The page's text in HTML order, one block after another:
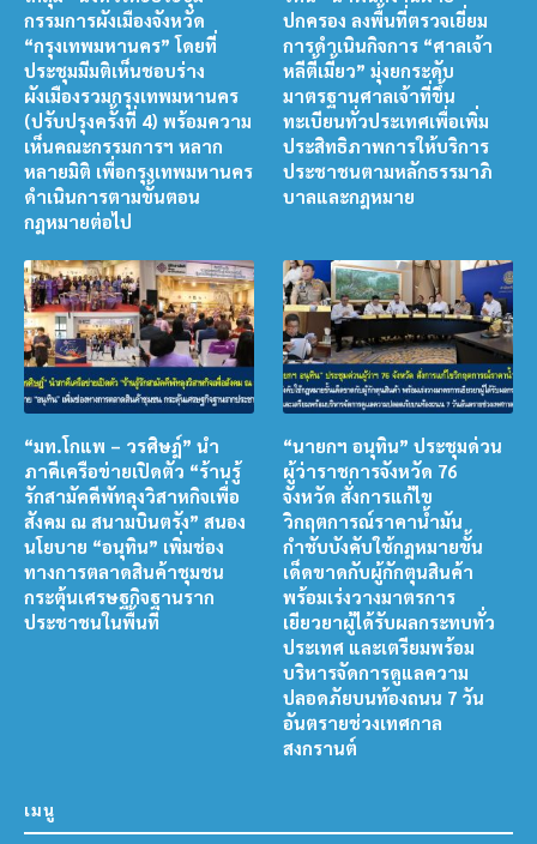
กรรมการผังเมืองจังหวัด
“กรุงเทพมหานคร” โดยที่
ประชุมมีมติเห็นชอบร่าง
ผังเมืองรวมกรุงเทพมหานคร
(ปรับปรุงครั้งที่ 4) พร้อมความ
เห็นคณะกรรมการฯ หลาก
หลายมิติ เพื่อกรุงเทพมหานคร
ดำเนินการตามขั้นตอน
กฎหมายต่อไป
ปกครอง ลงพื้นที่ตรวจเยี่ยม
การดำเนินกิจการ “ศาลเจ้า
หลีตี้เมี้ยว” มุ่งยกระดับ
มาตรฐานศาลเจ้าที่ขึ้น
ทะเบียนทั่วประเทศเพื่อเพิ่ม
ประสิทธิภาพการให้บริการ
ประชาชนตามหลักธรรมาภิ
บาลและกฎหมาย
“มท.โกแพ – วรศิษฎ์” นำ
ภาคีเครือข่ายเปิดตัว “ร้านรู้
รักสามัคคีพัทลุงวิสาหกิจเพื่อ
สังคม ณ สนามบินตรัง” สนอง
นโยบาย “อนุทิน” เพิ่มช่อง
ทางการตลาดสินค้าชุมชน
กระตุ้นเศรษฐกิจฐานราก
ประชาชนในพื้นที่
“นายกฯ อนุทิน” ประชุมด่วน
ผู้ว่าราชการจังหวัด 76
จังหวัด สั่งการแก้ไข
วิกฤตการณ์ราคาน้ำมัน
กำชับบังคับใช้กฎหมายขั้น
เด็ดขาดกับผู้กักตุนสินค้า
พร้อมเร่งวางมาตรการ
เยียวยาผู้ได้รับผลกระทบทั่ว
ประเทศ และเตรียมพร้อม
บริหารจัดการดูแลความ
ปลอดภัยบนท้องถนน 7 วัน
อันตรายช่วงเทศกาล
สงกรานต์
เมนู